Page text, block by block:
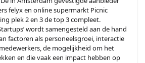
felyx en online supermarkt Picnic
plek 2 en 3 de top 3 compleet.
wordt samengesteld aan de hand
factoren als personeelsgroei, interactie
de mogelijkheid om het
en die vaak een impact hebben op